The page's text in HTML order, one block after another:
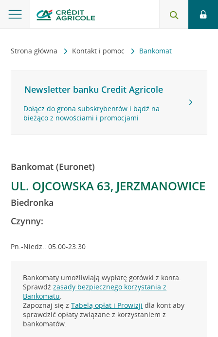
Strona główna Kontakt i pomoc Bankomat
Newsletter banku Credit Agricole
Dołącz do grona subskrybentów i bądź na
bieżąco z nowościami i promocjami
Bankomat (Euronet)
UL. OJCOWSKA 63, JERZMANOWICE
Biedronka
Czynny:
Pn.-Niedz.: 05:00-23:30
Bankomaty umożliwiają wypłatę gotówki z konta.
Sprawdźzasady bezpiecznego korzystania z
Bankomatu.
Zapoznaj się zTabelą opłat i Prowizji dla kont aby
sprawdzić opłaty związane z korzystaniem z
bankomatów.